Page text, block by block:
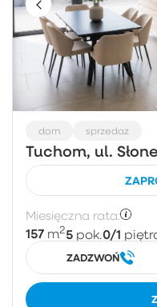
dom sprzedaż
Tuchom, ul.
Miesięczna rata:
157 m25 pok.0/1
ZADZWOŃ